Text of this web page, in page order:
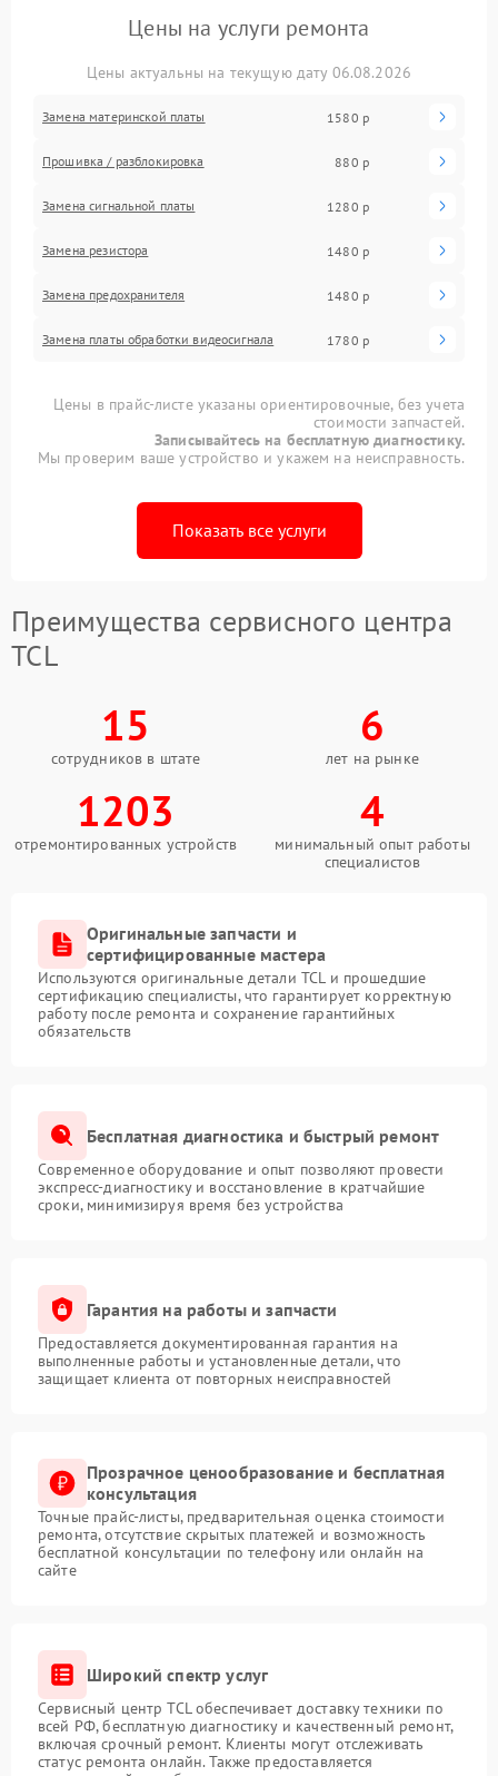
Цены на услуги ремонта
Цены актуальны на текущую дату 06.08.2026
Замена материнской платы 1580 р
Прошивка / разблокировка 880 р
Замена сигнальной платы 1280 р
Замена резистора 1480 р
Замена предохранителя 1480 р
Замена платы обработки видеосигнала 1780 р
Цены в прайс-листе указаны ориентировочные, без учета
стоимости запчастей.
Записывайтесь на бесплатную диагностику.
Мы проверим ваше устройство и укажем на неисправность.
Показать все услуги
Преимущества сервисного центра
TCL
15
сотрудников в штате
6
лет на рынке
1203
отремонтированных устройств
4
минимальный опыт работы
специалистов
Оригинальные запчасти и
сертифицированные мастера
Используются оригинальные детали TCL и прошедшие
сертификацию специалисты, что гарантирует корректную
работу после ремонта и сохранение гарантийных
обязательств
Бесплатная диагностика и быстрый ремонт
Современное оборудование и опыт позволяют провести
экспресс-диагностику и восстановление в кратчайшие
сроки, минимизируя время без устройства
Гарантия на работы и запчасти
Предоставляется документированная гарантия на
выполненные работы и установленные детали, что
защищает клиента от повторных неисправностей
Прозрачное ценообразование и бесплатная
консультация
Точные прайс-листы, предварительная оценка стоимости
ремонта, отсутствие скрытых платежей и возможность
бесплатной консультации по телефону или онлайн на
сайте
Широкий спектр услуг
Сервисный центр TCL обеспечивает доставку техники по
всей РФ, бесплатную диагностику и качественный ремонт,
включая срочный ремонт. Клиенты могут отслеживать
статус ремонта онлайн. Также предоставляется